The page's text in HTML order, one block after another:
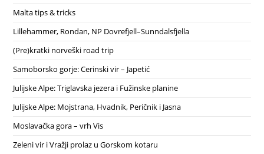
Malta tips & tricks
Lillehammer, Rondan, NP Dovrefjell–Sunndalsfjella
(Pre)kratki norveški road trip
Samoborsko gorje: Cerinski vir – Japetić
Julijske Alpe: Triglavska jezera i Fužinske planine
Julijske Alpe: Mojstrana, Hvadnik, Peričnik i Jasna
Moslavačka gora – vrh Vis
Zeleni vir i Vražji prolaz u Gorskom kotaru